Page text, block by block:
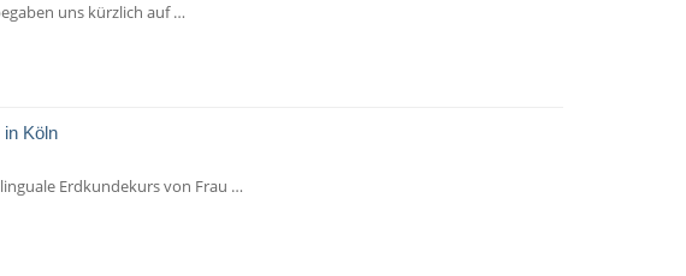
uns kürzlich auf …
Köln
Erdkundekurs von Frau …